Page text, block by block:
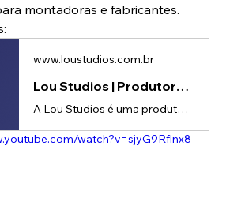
montadoras e fabricantes.
www.loustudios.com.br
Lou Studios | Produtora de vídeos
A Lou Studios é uma produtora de vídeos, especializada em motion design, animação 2D e 3D. Temos o vídeo certo para suas redes sociais!
watch?v=sjyG9Rflnx8